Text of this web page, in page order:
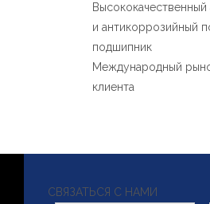
и антикоррозийный
подшипник
Международный
клиента
СВЯЗАТЬСЯ С НАМИ